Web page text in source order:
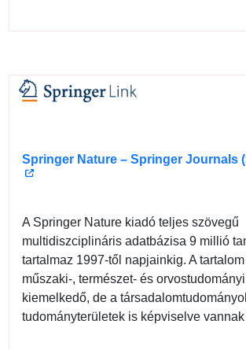
Springer Nature – Springer Journals
A Springer Nature kiadó teljes szövegű
multidiszciplináris adatbázisa 9 millió
tartalmaz 1997-től napjainkig. A
műszaki-, természet- és
kiemelkedő, de a
tudományterületek is képviselve